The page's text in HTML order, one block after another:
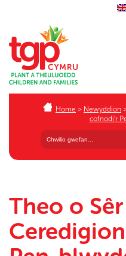
Home > Newyddion
cofnodi’r
Theo o